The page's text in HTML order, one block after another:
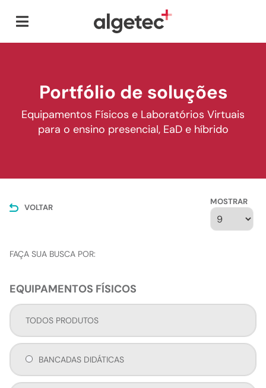
Portfólio de soluções
Equipamentos Físicos e Laboratórios Virtuais
para o ensino presencial, EaD e híbrido
VOLTAR
MOSTRAR
FAÇA SUA BUSCA POR:
EQUIPAMENTOS FÍSICOS
TODOS PRODUTOS
BANCADAS DIDÁTICAS